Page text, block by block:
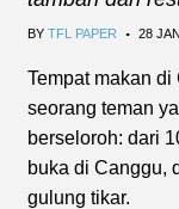
BY TFL PAPER . 28
Tempat makan
seorang teman
berseloroh: dari
buka di Canggu,
gulung tikar.